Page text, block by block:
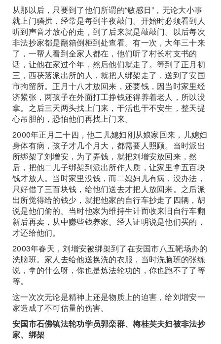
从那以后，只要到了他们所谓的“敏感日”，无论大小事
就上门骚扰，经常是每到半夜敲门。开始时必须看到人
听到声音才放心的走，到了后来就是敲敲门。以后每次
非法抄家都是翻箱倒柜到处查看。有一次，大年三十来
了，一帮人看到全家人都在，他们听了村长村支书的
话，让他在家过个年，然后他们就走了。等到了正月初
三，西茯落派出所的人，就把人绑架走了，送到了安国
市拘留所。正月十八才放回来，还要钱，因当时家里经
济紧张，两孩子在外面打工挣钱还得养着老人，所以没
拿。之后三天两头找上门来，干活也干不安生，整天提
心吊胆的，恐怕他们再找上门来。
2000年正月二十四，他二儿媳妇刚从娘家回来，儿媳妇
身体有病，孩子才几个月大，都需要人照顾。当时派出
所绑架了刘增安，为了弄钱，就把刘增安放回来，然
后，把他二儿子绑架到派出所作人质，让家里拿五百块
钱才放人。当时家里没钱，而二媳妇儿有病，没办法，
只好借了三百块钱，给他们送去才把人放回来。之后派
出所觉得给的钱少，就把他家的自行车抄走了四辆，胡
说是他们偷的。当时他家为维持生计而收来旧自行车翻
新后再卖，从中赚些钱养家。经人证明说是他们买的，
才还给他们。
2003年春天，刘增安被绑架到了在安国市八五靶场办的
洗脑班。家人去给他送换洗的衣服，当时洗脑班的张练
说，拿的什么呀，你也是炼法轮功的，你也跑不了了等
等。
这一次次无论是精神上还是物质上的迫害，给刘增安一
家造成了不可估量的伤害。
安国市石佛镇法轮功学员郭栾群、梅桂英夫妇被非法抄
家、绑架